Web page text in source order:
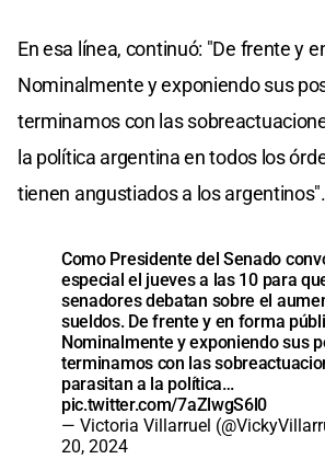
En esa línea, continuó: "De frente y
Nominalmente y exponiendo sus
terminamos con las
la política argentina en todos los
tienen angustiados a los argentinos".
Como Presidente del Senado
especial el jueves a las 10 para
senadores debatan sobre el
sueldos. De frente y en forma
Nominalmente y exponiendo sus
terminamos con las
parasitan a la política…
pic.twitter.com/7aZlwgS6l0
— Victoria Villarruel
20, 2024